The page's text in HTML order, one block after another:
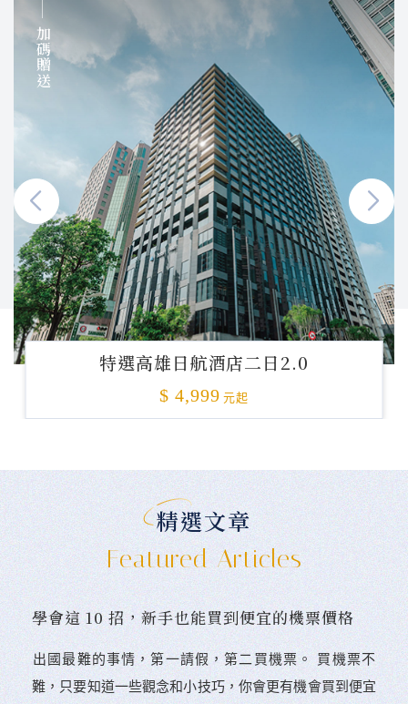
加碼贈送
特選高雄日航酒店二日2.0
$ 4,999 元起
精選文章
Featured Articles
學會這 10 招，新手也能買到便宜的機票價格
󠀠出國最難的事情，第一請假，第二買機票。 󠀠買機票不
難，只要知道一些觀念和小技巧，你會更有機會買到便宜